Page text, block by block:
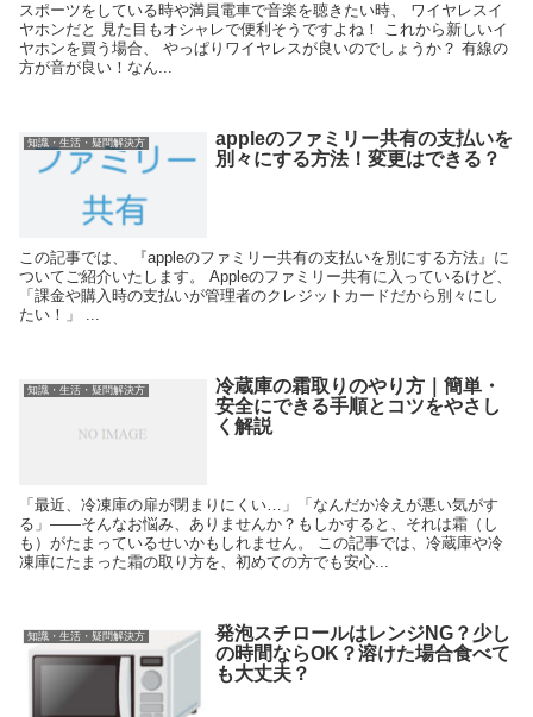
スポーツをしている時や満員電車で音楽を聴きたい時、 ワイヤレスイ
ヤホンだと 見た目もオシャレで便利そうですよね！ これから新しいイ
ヤホンを買う場合、 やっぱりワイヤレスが良いのでしょうか？ 有線の
方が音が良い！なん...
知識・生活・疑問解決方
appleのファミリー共有の支払いを
別々にする方法！変更はできる？
この記事では、 『appleのファミリー共有の支払いを別にする方法』に
ついてご紹介いたします。 Appleのファミリー共有に入っているけど、
「課金や購入時の支払いが管理者のクレジットカードだから別々にし
たい！」 ...
知識・生活・疑問解決方
冷蔵庫の霜取りのやり方｜簡単・
安全にできる手順とコツをやさし
く解説
「最近、冷凍庫の扉が閉まりにくい…」「なんだか冷えが悪い気がす
る」——そんなお悩み、ありませんか？もしかすると、それは霜（し
も）がたまっているせいかもしれません。 この記事では、冷蔵庫や冷
凍庫にたまった霜の取り方を、初めての方でも安心...
知識・生活・疑問解決方
発泡スチロールはレンジNG？少し
の時間ならOK？溶けた場合食べて
も大丈夫？